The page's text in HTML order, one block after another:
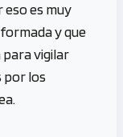
es muy
y que
para vigilar
por los